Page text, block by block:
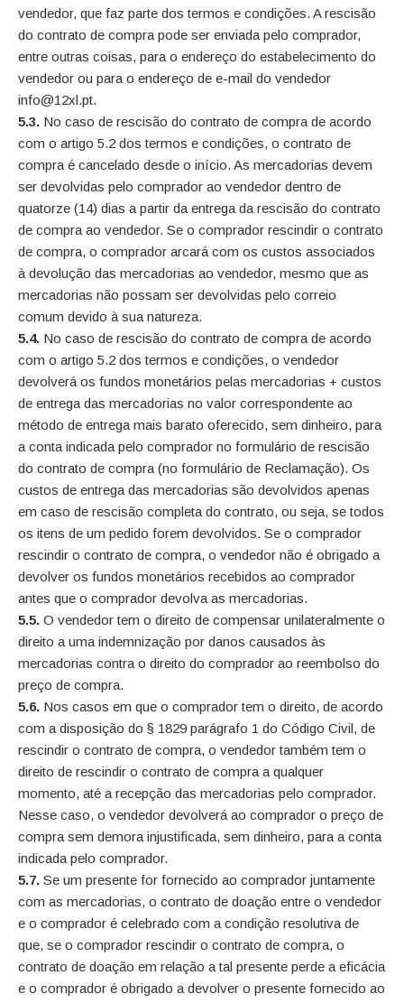
vendedor, que faz parte dos termos e condições. A rescisão
do contrato de compra pode ser enviada pelo comprador,
entre outras coisas, para o endereço do estabelecimento do
vendedor ou para o endereço de e-mail do vendedor
info@12xl.pt.
5.3. No caso de rescisão do contrato de compra de acordo
com o artigo 5.2 dos termos e condições, o contrato de
compra é cancelado desde o início. As mercadorias devem
ser devolvidas pelo comprador ao vendedor dentro de
quatorze (14) dias a partir da entrega da rescisão do contrato
de compra ao vendedor. Se o comprador rescindir o contrato
de compra, o comprador arcará com os custos associados
à devolução das mercadorias ao vendedor, mesmo que as
mercadorias não possam ser devolvidas pelo correio
comum devido à sua natureza.
5.4. No caso de rescisão do contrato de compra de acordo
com o artigo 5.2 dos termos e condições, o vendedor
devolverá os fundos monetários pelas mercadorias + custos
de entrega das mercadorias no valor correspondente ao
método de entrega mais barato oferecido, sem dinheiro, para
a conta indicada pelo comprador no formulário de rescisão
do contrato de compra (no formulário de Reclamação). Os
custos de entrega das mercadorias são devolvidos apenas
em caso de rescisão completa do contrato, ou seja, se todos
os itens de um pedido forem devolvidos. Se o comprador
rescindir o contrato de compra, o vendedor não é obrigado a
devolver os fundos monetários recebidos ao comprador
antes que o comprador devolva as mercadorias.
5.5.O vendedor tem o direito de compensar unilateralmente o
direito a uma indemnização por danos causados às
mercadorias contra o direito do comprador ao reembolso do
preço de compra.
5.6. Nos casos em que o comprador tem o direito, de acordo
com a disposição do § 1829 parágrafo 1 do Código Civil, de
rescindir o contrato de compra, o vendedor também tem o
direito de rescindir o contrato de compra a qualquer
momento, até a recepção das mercadorias pelo comprador.
Nesse caso, o vendedor devolverá ao comprador o preço de
compra sem demora injustificada, sem dinheiro, para a conta
indicada pelo comprador.
5.7.Se um presente for fornecido ao comprador juntamente
com as mercadorias, o contrato de doação entre o vendedor
e o comprador é celebrado com a condição resolutiva de
que, se o comprador rescindir o contrato de compra, o
contrato de doação em relação a tal presente perde a eficácia
e o comprador é obrigado a devolver o presente fornecido ao